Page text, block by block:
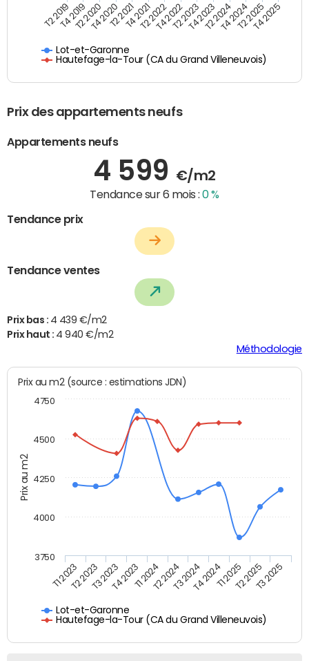
Lot-et-Garonne
Hautefage-la-Tour (CA du Grand Villeneuvois)
T2 2019T4 2019T2 2020T4 2020T2 2021T4 2021T2 2022T4 2022T2 2023T4 2023T2 2024T4 2024T2 2025T4 2025
Prix des appartements neufs
Appartements neufs
4 599 €/m2
Tendance sur 6 mois :0 %
Tendance prix
Tendance ventes
Prix bas : 4 439 €/m2
Prix haut : 4 940 €/m2
Méthodologie
Prix au m2
Prix au m2 (source : estimations JDN)
Lot-et-Garonne
Hautefage-la-Tour (CA du Grand Villeneuvois)
T1 2023T2 2023T3 2023T4 2023T1 2024T2 2024T3 2024T4 2024T1 2025T2 2025T3 2025
3750
4000
4250
4500
4750